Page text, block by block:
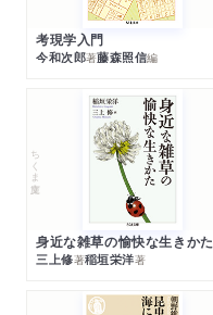
考現学入門
今和次郎著藤森照信編
ちくま文庫
身近な雑草の愉快な生きかた
三上修著稲垣栄洋著